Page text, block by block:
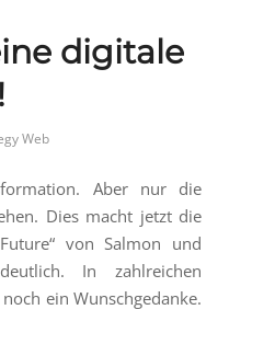
digitale
Web
Aber nur die
Dies macht jetzt die
von Salmon und
In zahlreichen
ein Wunschgedanke.